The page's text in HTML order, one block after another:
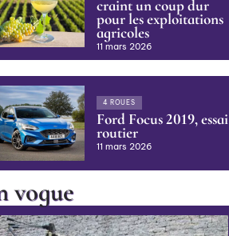
craint un coup dur
pour les exploitations
agricoles
11 mars 2026
4 ROUES
Ford Focus 2019, essai
routier
11 mars 2026
vogue